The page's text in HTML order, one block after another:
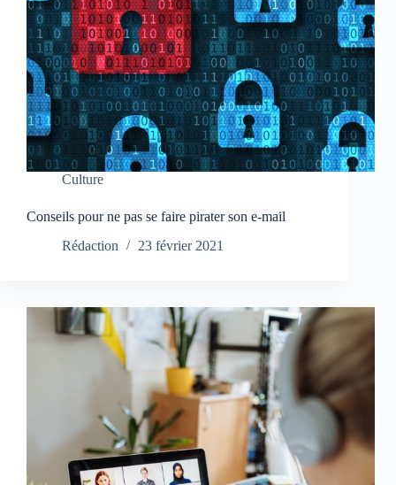
Culture
Conseils pour ne pas se faire pirater son e-mail
Rédaction
23 février 2021